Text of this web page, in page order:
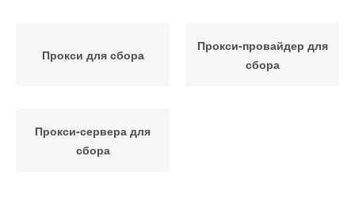
Прокси для сбора
Прокси-провайдер для
сбора
Прокси-сервера для
сбора